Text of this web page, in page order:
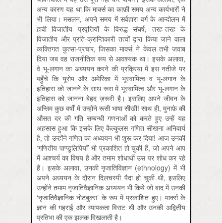
अन्य कारण यह था कि मार्क्स का काफ़ी समय अन्य कार्यभारों ने
भी लिया। मसलन, अपने समय में सर्वहारा वर्ग के आन्दोलन में
हावी विजातीय प्रवृत्तियों के विरुद्ध संघर्ष, तरह-तरह के
विजातीय और प्रति-क्रान्तिकारी तत्वों द्वारा किया जाने वाला
व्यक्तिगत कुत्सा-प्रचार, जिसका मार्क्स ने केवल तभी जवाब
दिया जब वह राजनीतिक रूप से आवश्यक था। इसके अलावा,
वे भू-लगान का अध्ययन करने की प्रक्रिया में इस नतीजे पर
पहुँचे कि यूरोप और अमेरिका में भूस्वामित्व व भू-लगान के
इतिहास को जानने के साथ रूस में भूस्वामित्व और भू-लगान के
इतिहास को जानना बेहद ज़रूरी है। इसलिए अपने जीवन के
अन्तिम कुछ वर्षों में उन्होंने रूसी भाषा सीखी! साथ ही, मुनाफ़े की
औसत दर की गति सम्बन्धी गणनाओं को करते हुए उन्हें यह
अहसास हुआ कि इसके लिए कैल्कुलस गणित सीखना अनिवार्य
है, तो उन्होंने गणित का अध्ययन भी शुरू कर दिया! आज उनकी
‘गणितीय पाण्डुलिपियाँ’ भी प्रकाशित हो चुकी हैं, जो अपने आप
में आश्चर्य का विषय है और तमाम शोधार्थी उस पर शोध कर रहे
हैं। इसके अलावा, उनकी नृजातिविज्ञान (ethnology) में भी
अपने अध्ययन के दौरान दिलचस्पी पैदा हो चुकी थी, इसलिए
उन्होंने तमाम नृजातिवैज्ञानिक अध्ययन भी किये जो बाद में उनकी
‘नृजातिवैज्ञानिक नोटबुक्स’ के रूप में प्रकाशित हुए। मार्क्स के
ज्ञान की गहराई और व्यापकता विराट थी और उनकी अद्वितीय
प्रतिभा की एक झलक दिखलाती है।